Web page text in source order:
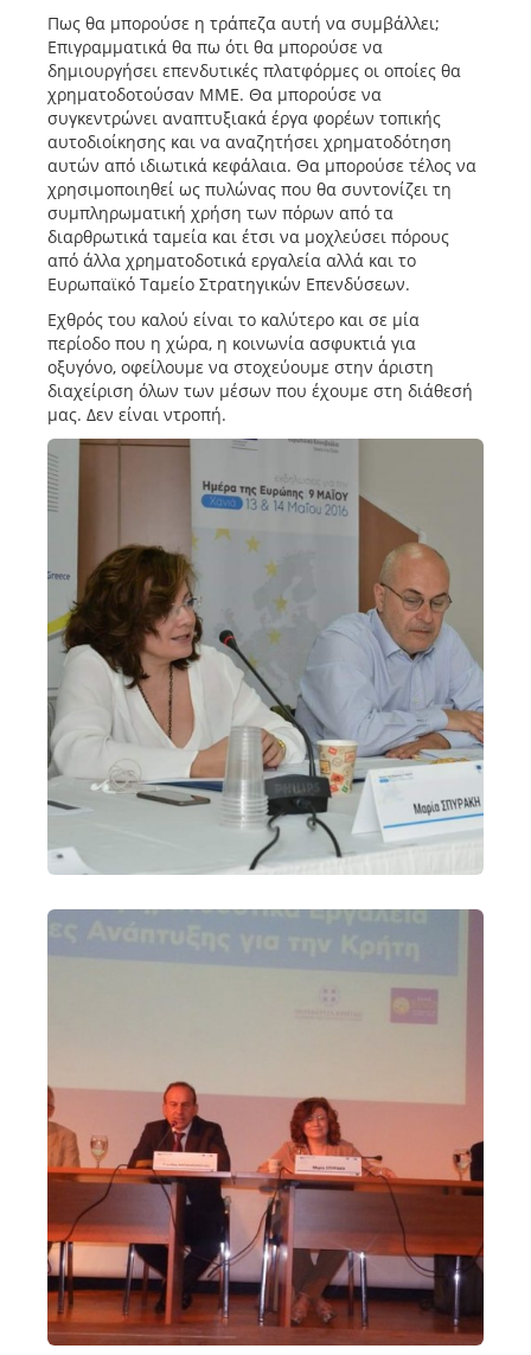
Πως θα μπορούσε η τράπεζα αυτή να συμβάλλει;
Επιγραμματικά θα πω ότι θα μπορούσε να
δημιουργήσει επενδυτικές πλατφόρμες οι οποίες θα
χρηματοδοτούσαν ΜΜΕ. Θα μπορούσε να
συγκεντρώνει αναπτυξιακά έργα φορέων τοπικής
αυτοδιοίκησης και να αναζητήσει χρηματοδότηση
αυτών από ιδιωτικά κεφάλαια. Θα μπορούσε τέλος να
χρησιμοποιηθεί ως πυλώνας που θα συντονίζει τη
συμπληρωματική χρήση των πόρων από τα
διαρθρωτικά ταμεία και έτσι να μοχλεύσει πόρους
από άλλα χρηματοδοτικά εργαλεία αλλά και το
Ευρωπαϊκό Ταμείο Στρατηγικών Επενδύσεων.
Εχθρός του καλού είναι το καλύτερο και σε μία
περίοδο που η χώρα, η κοινωνία ασφυκτιά για
οξυγόνο, οφείλουμε να στοχεύουμε στην άριστη
διαχείριση όλων των μέσων που έχουμε στη διάθεσή
μας. Δεν είναι ντροπή.